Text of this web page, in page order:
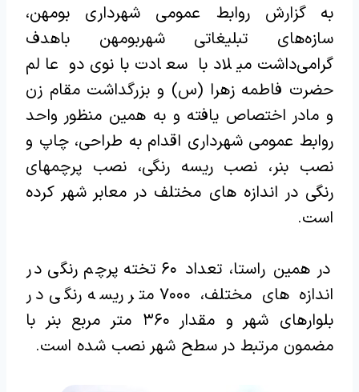
به گزارش روابط عمومی شهرداری بومهن،
سازه‌های تبلیغاتی شهربومهن باهدف
گرامی‌داشت میلاد با سعادت بانوی دو عالم
حضرت فاطمه زهرا (س) و بزرگداشت مقام زن
و مادر اختصاص یافته و به همین منظور واحد
روابط عمومی شهرداری اقدام به طراحی، چاپ و
نصب بنر، نصب ریسه رنگی، نصب پرچمهای
رنگی در اندازه های مختلف در معابر شهر کرده
است.‌
در همین راستا، تعداد ۶۰ تخته پرچم رنگی در
اندازه های مختلف، ۷۰۰۰ متر ریسه رنگی در
بلوارهای شهر و مقدار ۳۶۰ متر مربع بنر با
مضمون مرتبط در سطح شهر نصب شده است.‌